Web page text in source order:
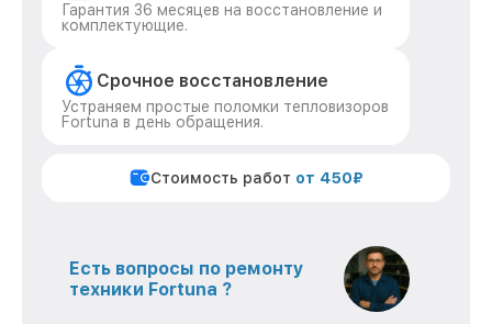
Гарантия 36 месяцев на восстановление и
комплектующие.
Срочное восстановление
Устраняем простые поломки тепловизоров
Fortuna в день обращения.
Стоимость работ от 450₽
Есть вопросы по ремонту
техники Fortuna ?